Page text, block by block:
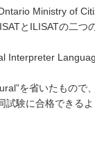
Ministry of
とILISATの二つ
Interpreter
を省いたもの
試験に合格できる